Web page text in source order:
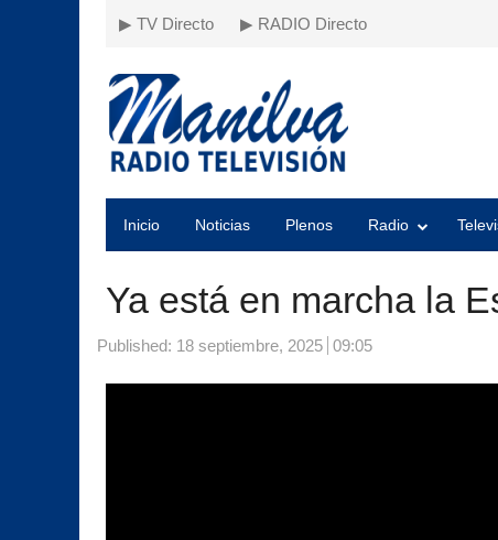
▶ TV Directo ▶ RADIO Directo
Inicio Noticias Plenos Radio
Ya está en marcha la
Published: 18 septiembre, 2025 09:05